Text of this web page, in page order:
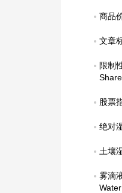
商品
文章
限制
股票
绝对
土壤
雾滴